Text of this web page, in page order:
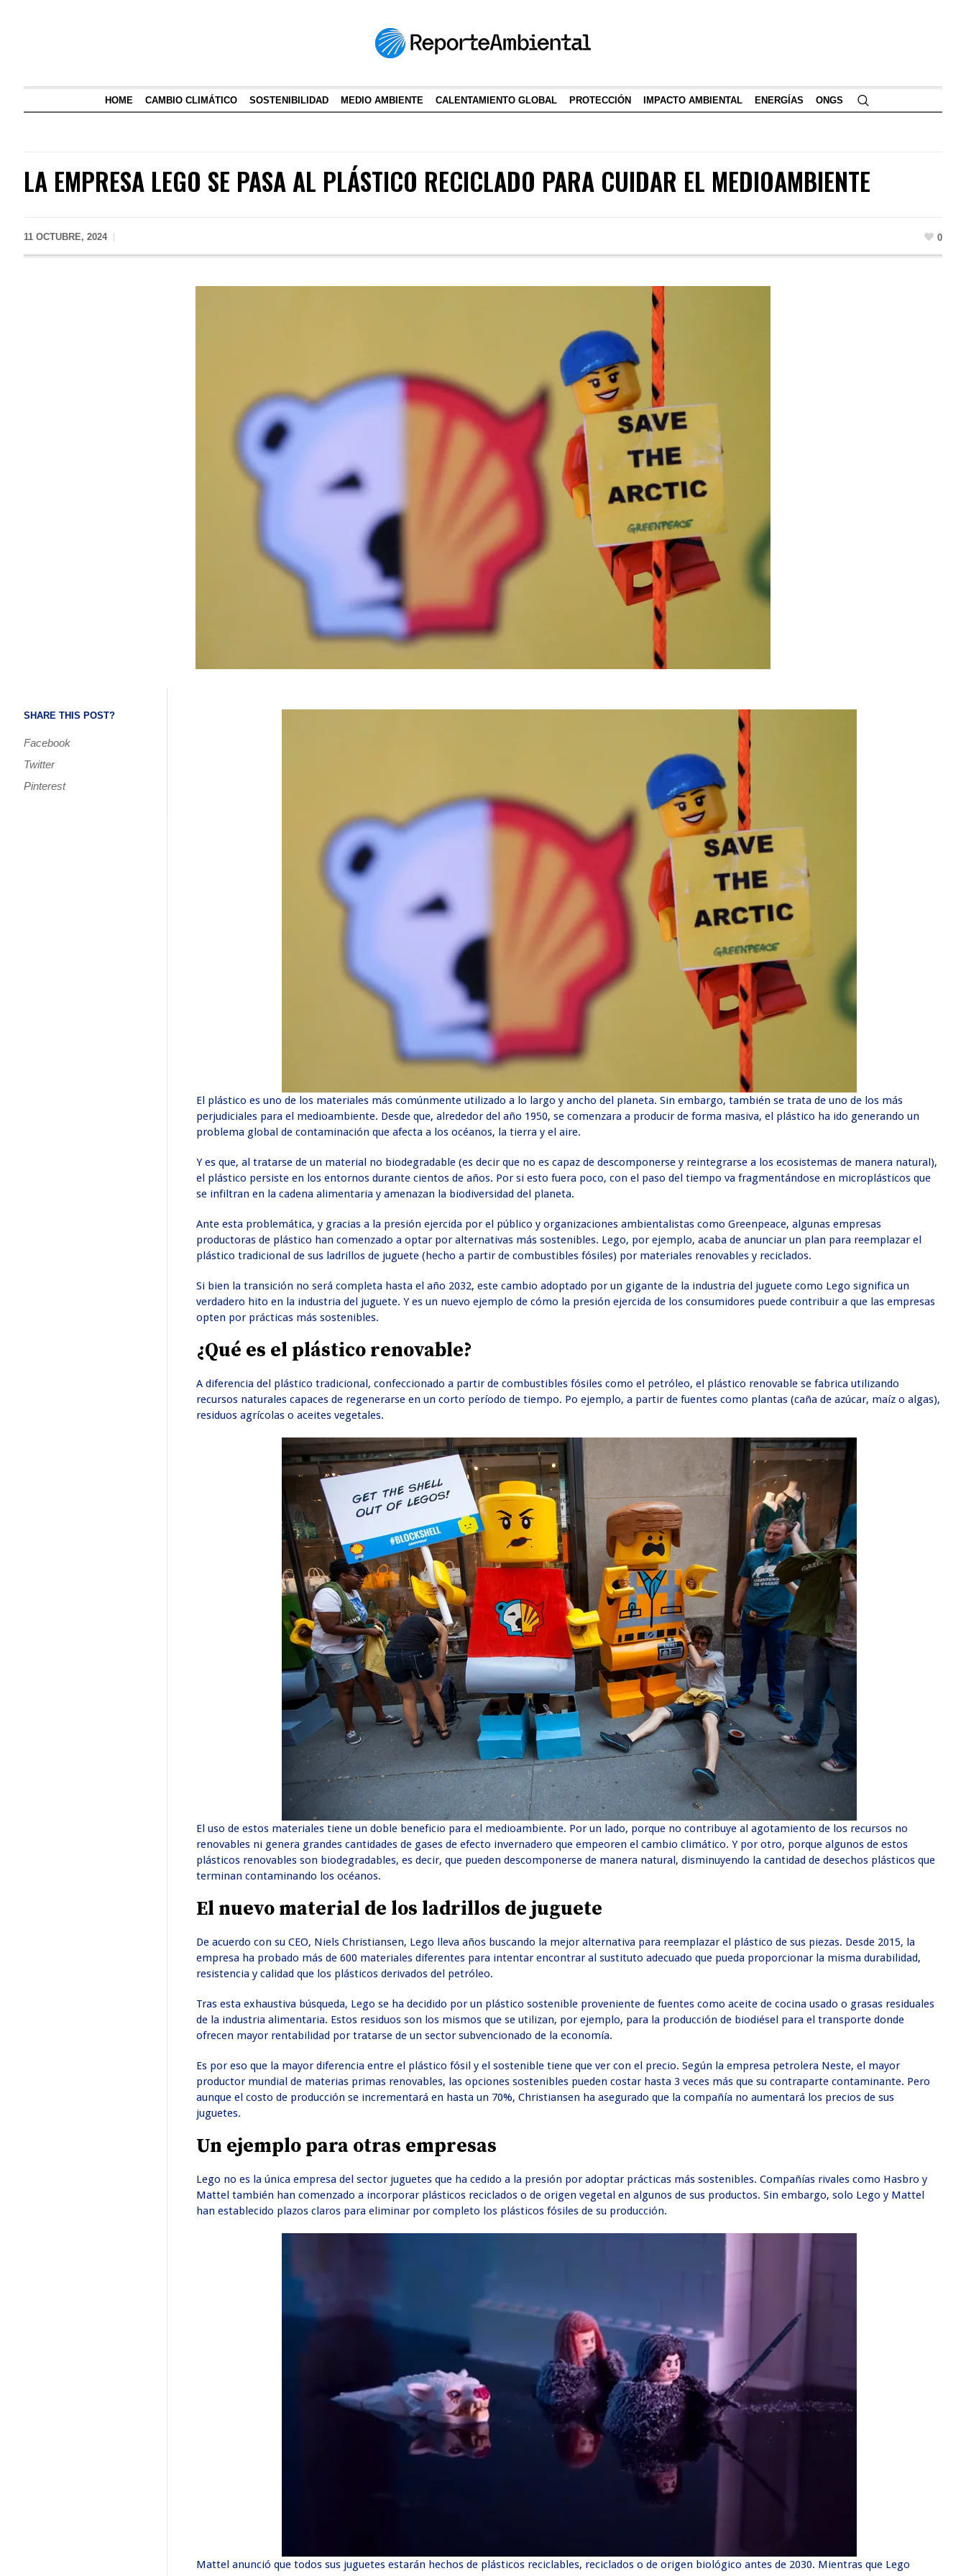
HOME CAMBIO CLIMÁTICO SOSTENIBILIDAD MEDIO AMBIENTE CALENTAMIENTO GLOBAL PROTECCIÓN IMPACTO AMBIENTAL ENERGÍAS ONGS
LA EMPRESA LEGO SE PASA AL PLÁSTICO RECICLADO PARA CUIDAR EL MEDIOAMBIENTE
11 OCTUBRE, 2024 0
SHARE THIS POST?
Facebook
Twitter
Pinterest
El plástico es uno de los materiales más comúnmente utilizado a lo largo y ancho del planeta. Sin embargo, también se trata de uno de los más
perjudiciales para el medioambiente. Desde que, alrededor del año 1950, se comenzara a producir de forma masiva, el plástico ha ido generando un
problema global de contaminación que afecta a los océanos, la tierra y el aire.
Y es que, al tratarse de un material no biodegradable (es decir que no es capaz de descomponerse y reintegrarse a los ecosistemas de manera natural),
el plástico persiste en los entornos durante cientos de años. Por si esto fuera poco, con el paso del tiempo va fragmentándose en microplásticos que
se infiltran en la cadena alimentaria y amenazan la biodiversidad del planeta.
Ante esta problemática, y gracias a la presión ejercida por el público y organizaciones ambientalistas como Greenpeace, algunas empresas
productoras de plástico han comenzado a optar por alternativas más sostenibles. Lego, por ejemplo, acaba de anunciar un plan para reemplazar el
plástico tradicional de sus ladrillos de juguete (hecho a partir de combustibles fósiles) por materiales renovables y reciclados.
Si bien la transición no será completa hasta el año 2032, este cambio adoptado por un gigante de la industria del juguete como Lego significa un
verdadero hito en la industria del juguete. Y es un nuevo ejemplo de cómo la presión ejercida de los consumidores puede contribuir a que las empresas
opten por prácticas más sostenibles.
¿Qué es el plástico renovable?
A diferencia del plástico tradicional, confeccionado a partir de combustibles fósiles como el petróleo, el plástico renovable se fabrica utilizando
recursos naturales capaces de regenerarse en un corto período de tiempo. Po ejemplo, a partir de fuentes como plantas (caña de azúcar, maíz o algas),
residuos agrícolas o aceites vegetales.
El uso de estos materiales tiene un doble beneficio para el medioambiente. Por un lado, porque no contribuye al agotamiento de los recursos no
renovables ni genera grandes cantidades de gases de efecto invernadero que empeoren el cambio climático. Y por otro, porque algunos de estos
plásticos renovables son biodegradables, es decir, que pueden descomponerse de manera natural, disminuyendo la cantidad de desechos plásticos que
terminan contaminando los océanos.
El nuevo material de los ladrillos de juguete
De acuerdo con su CEO, Niels Christiansen, Lego lleva años buscando la mejor alternativa para reemplazar el plástico de sus piezas. Desde 2015, la
empresa ha probado más de 600 materiales diferentes para intentar encontrar al sustituto adecuado que pueda proporcionar la misma durabilidad,
resistencia y calidad que los plásticos derivados del petróleo.
Tras esta exhaustiva búsqueda, Lego se ha decidido por un plástico sostenible proveniente de fuentes como aceite de cocina usado o grasas residuales
de la industria alimentaria. Estos residuos son los mismos que se utilizan, por ejemplo, para la producción de biodiésel para el transporte donde
ofrecen mayor rentabilidad por tratarse de un sector subvencionado de la economía.
Es por eso que la mayor diferencia entre el plástico fósil y el sostenible tiene que ver con el precio. Según la empresa petrolera Neste, el mayor
productor mundial de materias primas renovables, las opciones sostenibles pueden costar hasta 3 veces más que su contraparte contaminante. Pero
aunque el costo de producción se incrementará en hasta un 70%, Christiansen ha asegurado que la compañía no aumentará los precios de sus
juguetes.
Un ejemplo para otras empresas
Lego no es la única empresa del sector juguetes que ha cedido a la presión por adoptar prácticas más sostenibles. Compañías rivales como Hasbro y
Mattel también han comenzado a incorporar plásticos reciclados o de origen vegetal en algunos de sus productos. Sin embargo, solo Lego y Mattel
han establecido plazos claros para eliminar por completo los plásticos fósiles de su producción.
Mattel anunció que todos sus juguetes estarán hechos de plásticos reciclables, reciclados o de origen biológico antes de 2030. Mientras que Lego